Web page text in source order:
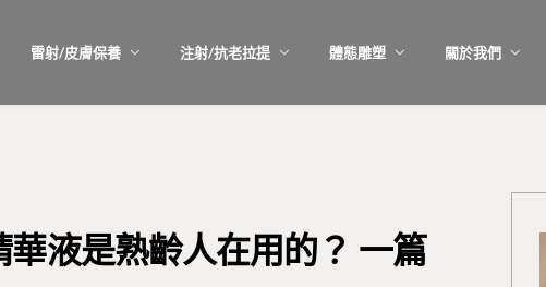
雷射/皮膚保養 注射/抗老拉提 體態雕塑 關於我們
液是熟齡人在用的？ 一篇